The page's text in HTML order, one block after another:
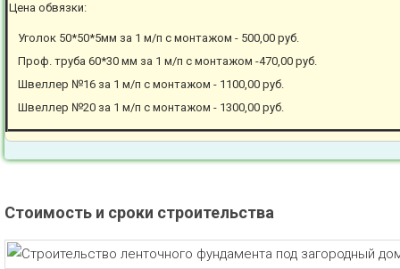
Цена обвязки:
Уголок 50*50*5мм за 1 м/п с монтажом - 500,00 руб.
Проф. труба 60*30 мм за 1 м/п с монтажом -470,00 руб.
Швеллер №16 за 1 м/п с монтажом - 1100,00 руб.
Швеллер №20 за 1 м/п с монтажом - 1300,00 руб.
Стоимость и сроки строительства